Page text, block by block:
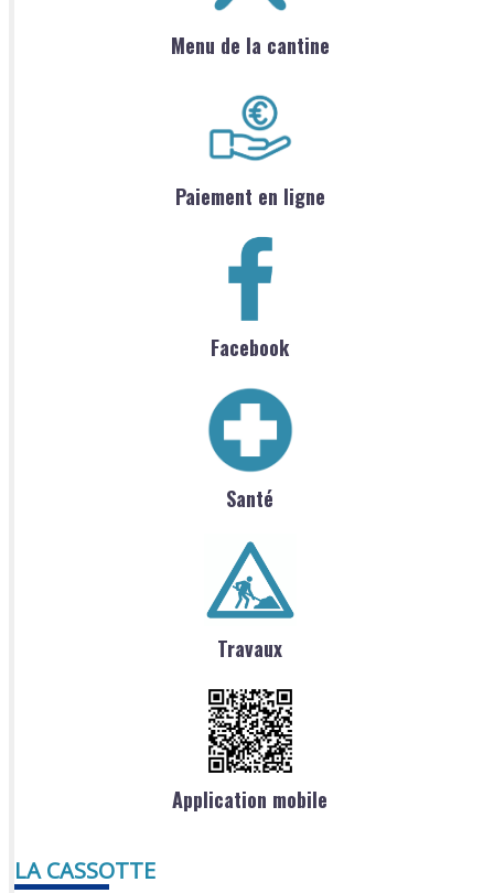
Menu de la cantine
Paiement en ligne
Facebook
Santé
Travaux
Application mobile
LA CASSOTTE